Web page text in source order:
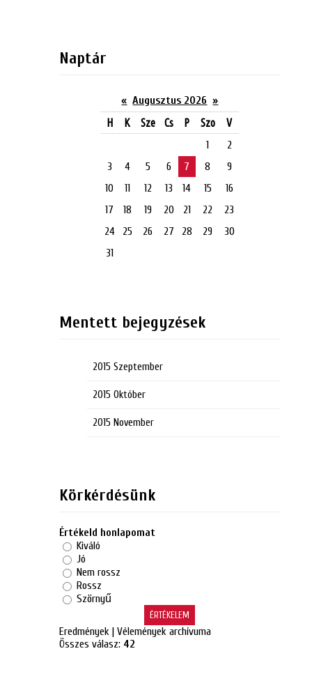
Naptár
« Augusztus 2026 »
H
K Sze Cs P Szo
V
1
2
3
4 5 6 7 8
9
10
11 12 13 14 15
16
17
18 19 20 21 22
23
24
25 26 27 28 29
30
31
Mentett bejegyzések
2015 Szeptember
2015 Október
2015 November
Körkérdésünk
Értékeld honlapomat
Kiváló
Jó
Nem rossz
Rossz
Szörnyű
Eredmények| Vélemények archívuma
Összes válasz: 42